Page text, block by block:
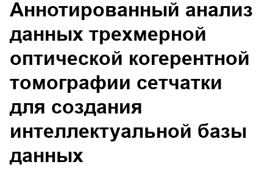
Аннотированный анализ
данных трехмерной
оптической когерентной
томографии сетчатки
для создания
интеллектуальной базы
данных